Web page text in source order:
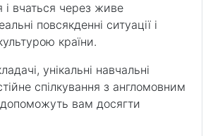
і вчаться через живе
повсякденні ситуації і
країни.
унікальні навчальні
спілкування з англомовним
вам досягти